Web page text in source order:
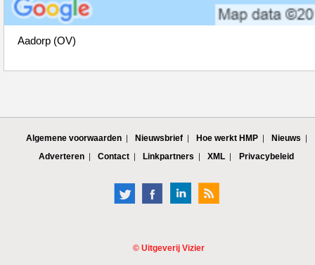
Aadorp (OV)
Algemene voorwaarden Nieuwsbrief Hoe werkt HMP
Nieuws
Adverteren
Contact Linkpartners XML Privacybeleid
© Uitgeverij Vizier